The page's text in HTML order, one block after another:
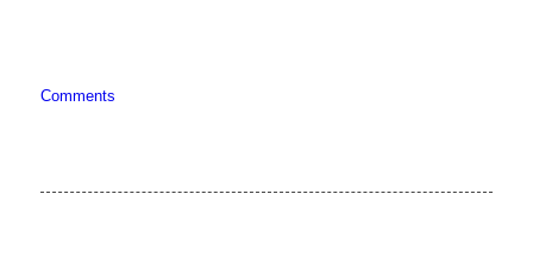
Comments